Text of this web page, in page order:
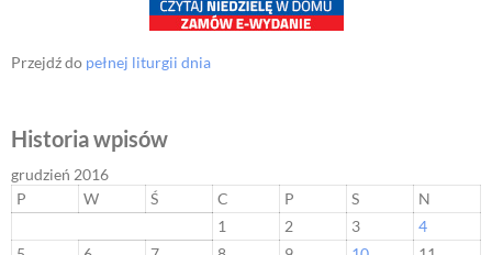
Przejdź do pełnej liturgii dnia
Historia wpisów
grudzień 2016
P
W Ś C P S
N
1
2 3
4